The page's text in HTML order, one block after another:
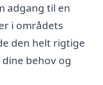
adgang til en
i områdets
den helt rigtige
behov og